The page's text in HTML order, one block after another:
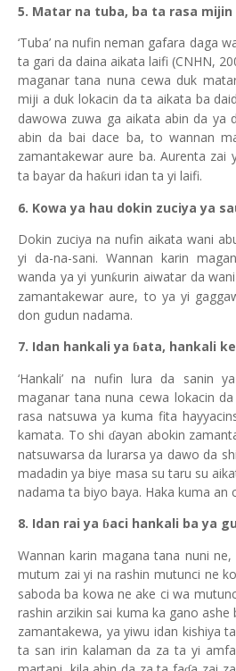
5. Matar na tuba, ba ta rasa mijin
‘Tuba’ na nufin neman gafara daga
ta gari da daina aikata laifi (CNHN,
maganar tana nuna cewa duk
miji a duk lokacin da ta aikata ba
dawowa zuwa ga aikata abin da ya
abin da bai dace ba, to wannan
zamantakewar aure ba. Aurenta zai
ta bayar da haƙuri idan ta yi laifi.
6. Kowa ya hau dokin zuciya ya
Dokin zuciya na nufin aikata wani
yi da-na-sani. Wannan karin
wanda ya yi yunƙurin aiwatar da
zamantakewar aure, to ya yi
don gudun nadama.
7. Idan hankali ya ɓata, hankali ke
‘Hankali’ na nufin lura da sanin
maganar tana nuna cewa lokacin
rasa natsuwa ya kuma fita
kamata. To shi ɗayan abokin
natsuwarsa da lurarsa ya dawo da
madadin ya biye masa su taru su
nadama ta biyo baya. Haka kuma an
8. Idan rai ya ɓaci hankali ba ya
Wannan karin magana tana nuni
mutum zai yi na rashin mutunci ne
saboda ba kowa ne ake ci wa
rashin arzikin sai kuma ka gano ashe
zamantakewa, ya yiwu idan kishiya
ta san irin kalaman da za ta yi